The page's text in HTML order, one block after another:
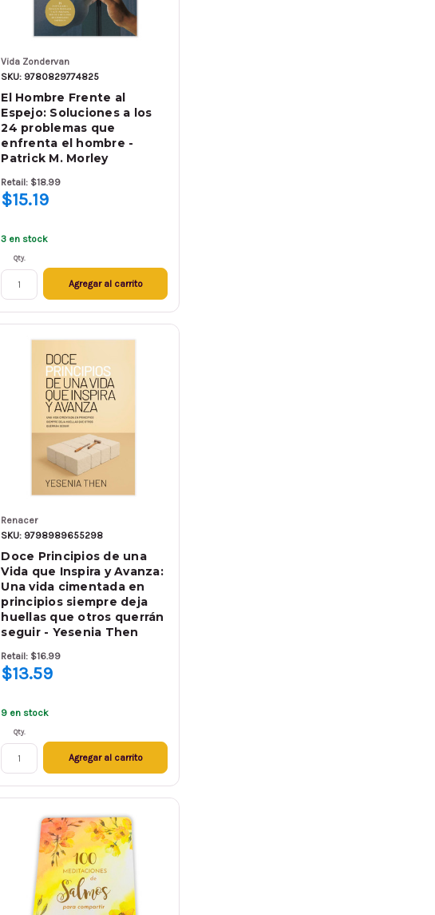
Vida Zondervan
SKU: 9780829774825
El Hombre Frente al
Espejo: Soluciones a los
24 problemas que
enfrenta el hombre -
Patrick M. Morley
Retail: $18.99
$15.19
3 en stock
Qty.
Agregar al carrito
Renacer
SKU: 9798989655298
Doce Principios de una
Vida que Inspira y Avanza:
Una vida cimentada en
principios siempre deja
huellas que otros querrán
seguir - Yesenia Then
Retail: $16.99
$13.59
9 en stock
Qty.
Agregar al carrito